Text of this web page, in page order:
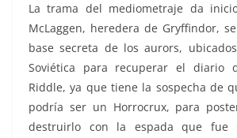
La trama del mediometraje da
McLaggen, heredera de Gryffindor,
base secreta de los aurors,
Soviética para recuperar el diario
Riddle, ya que tiene la sospecha de
podría ser un Horrocrux, para
destruirlo con la espada que fue